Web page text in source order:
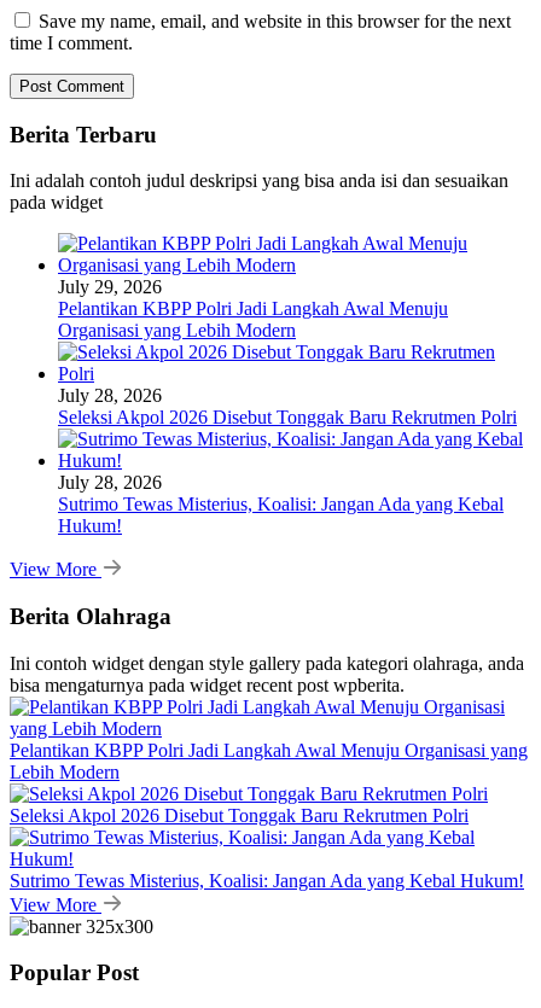
Save my name, email, and website in this browser for the next
time I comment.
Berita Terbaru
Ini adalah contoh judul deskripsi yang bisa anda isi dan sesuaikan
pada widget
July 29, 2026
Pelantikan KBPP Polri Jadi Langkah Awal Menuju
Organisasi yang Lebih Modern
July 28, 2026
Seleksi Akpol 2026 Disebut Tonggak Baru Rekrutmen Polri
July 28, 2026
Sutrimo Tewas Misterius, Koalisi: Jangan Ada yang Kebal
Hukum!
View More
Berita Olahraga
Ini contoh widget dengan style gallery pada kategori olahraga, anda
bisa mengaturnya pada widget recent post wpberita.
Pelantikan KBPP Polri Jadi Langkah Awal Menuju Organisasi yang
Lebih Modern
Seleksi Akpol 2026 Disebut Tonggak Baru Rekrutmen Polri
Sutrimo Tewas Misterius, Koalisi: Jangan Ada yang Kebal Hukum!
View More
Popular Post